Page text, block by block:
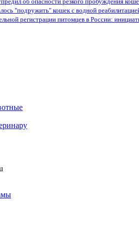
"подружить" кошек с водной
регистрации питомцев в России: